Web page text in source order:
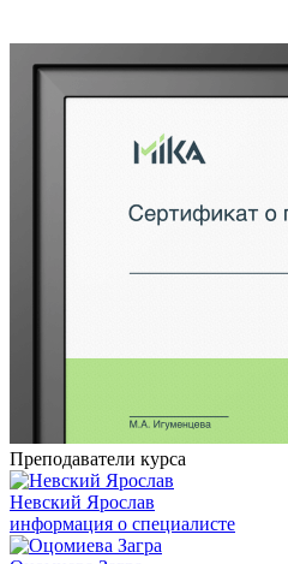
Преподаватели курса
Невский Ярослав
информация о специалисте